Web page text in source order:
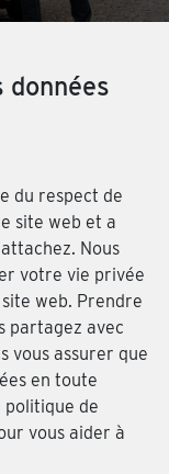
données
du respect de
site web et a
Nous
votre vie privée
web. Prendre
partagez avec
vous assurer que
en toute
politique de
vous aider à